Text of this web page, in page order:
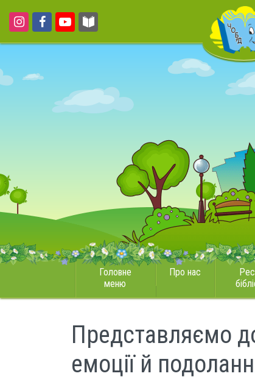
Головне
меню
Про нас
Представляємо
емоції й